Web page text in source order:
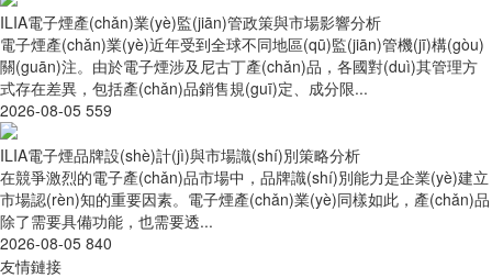
ILIA電子煙產(chǎn)業(yè)監(jiān)管政策與市場影響分析
電子煙產(chǎn)業(yè)近年受到全球不同地區(qū)監(jiān)管機(jī)構(gòu)
關(guān)注。由於電子煙涉及尼古丁產(chǎn)品，各國對(duì)其管理方
式存在差異，包括產(chǎn)品銷售規(guī)定、成分限...
2026-08-05 559
ILIA電子煙品牌設(shè)計(jì)與市場識(shí)別策略分析
在競爭激烈的電子產(chǎn)品市場中，品牌識(shí)別能力是企業(yè)建立
市場認(rèn)知的重要因素。電子煙產(chǎn)業(yè)同樣如此，產(chǎn)品
除了需要具備功能，也需要透...
2026-08-05 840
友情鏈接